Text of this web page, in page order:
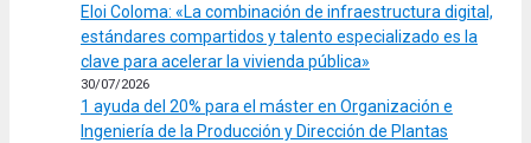
Eloi Coloma: «La combinación de infraestructura digital,
estándares compartidos y talento especializado es la
clave para acelerar la vivienda pública»
30/07/2026
1 ayuda del 20% para el máster en Organización e
Ingeniería de la Producción y Dirección de Plantas